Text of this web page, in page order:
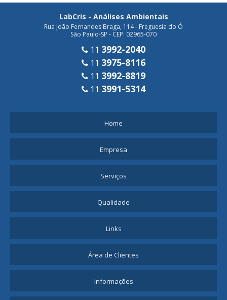
LabCris - Análises Ambientais
Rua João Fernandes Braga, 114 - Freguesia do Ó
São Paulo-SP - CEP: 02965-070
11 3992-2040
11 3975-8116
11 3992-8819
11 3991-5314
Home
Empresa
Serviços
Qualidade
Links
Área de Clientes
Informações